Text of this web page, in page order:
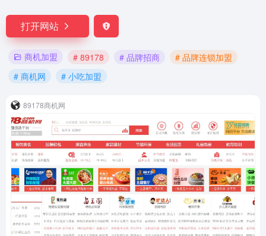
打开网站
商机加盟 # 89178 # 品牌招商
# 品牌连锁加盟
# 商机网
# 小吃加盟
89178商机网